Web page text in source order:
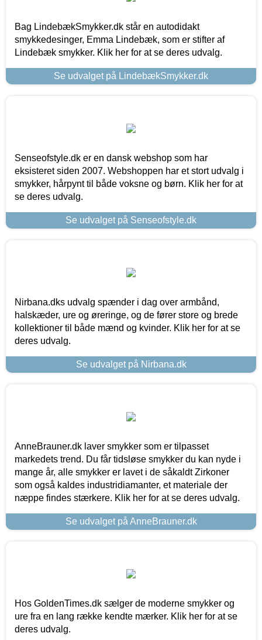
Bag LindebækSmykker.dk står en autodidakt
smykkedesinger, Emma Lindebæk, som er stifter af
Lindebæk smykker. Klik her for at se deres udvalg.
Se udvalget på LindebækSmykker.dk
Senseofstyle.dk er en dansk webshop som har
eksisteret siden 2007. Webshoppen har et stort udvalg i
smykker, hårpynt til både voksne og børn. Klik her for at
se deres udvalg.
Se udvalget på Senseofstyle.dk
Nirbana.dks udvalg spænder i dag over armbånd,
halskæder, ure og øreringe, og de fører store og brede
kollektioner til både mænd og kvinder. Klik her for at se
deres udvalg.
Se udvalget på Nirbana.dk
AnneBrauner.dk laver smykker som er tilpasset
markedets trend. Du får tidsløse smykker du kan nyde i
mange år, alle smykker er lavet i de såkaldt Zirkoner
som også kaldes industridiamanter, et materiale der
næppe findes stærkere. Klik her for at se deres udvalg.
Se udvalget på AnneBrauner.dk
Hos GoldenTimes.dk sælger de moderne smykker og
ure fra en lang række kendte mærker. Klik her for at se
deres udvalg.